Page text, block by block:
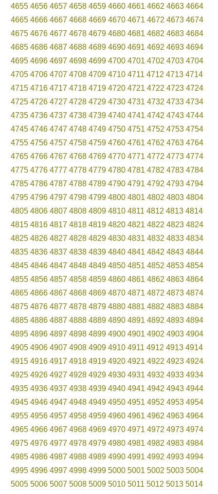
4655 4656 4657 4658 4659 4660 4661 4662 4663 4664
4665 4666 4667 4668 4669 4670 4671 4672 4673 4674
4675 4676 4677 4678 4679 4680 4681 4682 4683 4684
4685 4686 4687 4688 4689 4690 4691 4692 4693 4694
4695 4696 4697 4698 4699 4700 4701 4702 4703 4704
4705 4706 4707 4708 4709 4710 4711 4712 4713 4714
4715 4716 4717 4718 4719 4720 4721 4722 4723 4724
4725 4726 4727 4728 4729 4730 4731 4732 4733 4734
4735 4736 4737 4738 4739 4740 4741 4742 4743 4744
4745 4746 4747 4748 4749 4750 4751 4752 4753 4754
4755 4756 4757 4758 4759 4760 4761 4762 4763 4764
4765 4766 4767 4768 4769 4770 4771 4772 4773 4774
4775 4776 4777 4778 4779 4780 4781 4782 4783 4784
4785 4786 4787 4788 4789 4790 4791 4792 4793 4794
4795 4796 4797 4798 4799 4800 4801 4802 4803 4804
4805 4806 4807 4808 4809 4810 4811 4812 4813 4814
4815 4816 4817 4818 4819 4820 4821 4822 4823 4824
4825 4826 4827 4828 4829 4830 4831 4832 4833 4834
4835 4836 4837 4838 4839 4840 4841 4842 4843 4844
4845 4846 4847 4848 4849 4850 4851 4852 4853 4854
4855 4856 4857 4858 4859 4860 4861 4862 4863 4864
4865 4866 4867 4868 4869 4870 4871 4872 4873 4874
4875 4876 4877 4878 4879 4880 4881 4882 4883 4884
4885 4886 4887 4888 4889 4890 4891 4892 4893 4894
4895 4896 4897 4898 4899 4900 4901 4902 4903 4904
4905 4906 4907 4908 4909 4910 4911 4912 4913 4914
4915 4916 4917 4918 4919 4920 4921 4922 4923 4924
4925 4926 4927 4928 4929 4930 4931 4932 4933 4934
4935 4936 4937 4938 4939 4940 4941 4942 4943 4944
4945 4946 4947 4948 4949 4950 4951 4952 4953 4954
4955 4956 4957 4958 4959 4960 4961 4962 4963 4964
4965 4966 4967 4968 4969 4970 4971 4972 4973 4974
4975 4976 4977 4978 4979 4980 4981 4982 4983 4984
4985 4986 4987 4988 4989 4990 4991 4992 4993 4994
4995 4996 4997 4998 4999 5000 5001 5002 5003 5004
5005 5006 5007 5008 5009 5010 5011 5012 5013 5014